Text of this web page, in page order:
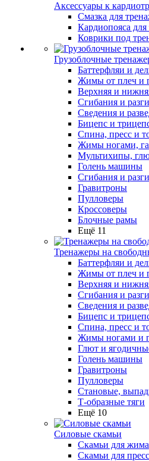
Аксессуары к
Смазка для
Кардиопояса для
Коврики под
Грузоблочные
Баттерфляи и
Жимы от плеч и
Верхняя и
Сгибания и
Сведения и
Бицепс и
Спина, пресс и
Жимы ногами,
Мультихипы,
Голень машины
Сгибания и
Гравитроны
Пулловеры
Кроссоверы
Блочные рамы
Ещё 11
Тренажеры на
Баттерфляи и
Жимы от плеч и
Верхняя и
Сгибания и
Сведения и
Бицепс и
Спина, пресс и
Жимы ногами и
Глют и
Голень машины
Гравитроны
Пулловеры
Становые,
Т-образные тяги
Ещё 10
Силовые скамьи
Скамьи для жима
Скамьи для